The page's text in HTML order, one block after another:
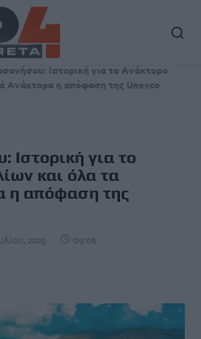
Ιστορική για το Ανάκτορο
Ανάκτορα η απόφαση της Unesco
για το
και όλα τα
η απόφαση της
2025 09:06